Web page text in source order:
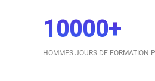
10000+
HOMMES JOURS DE FORMATION